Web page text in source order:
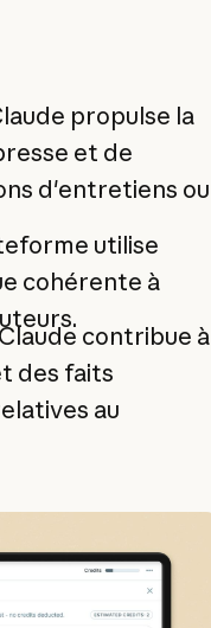
propulse la
et de
d'entretiens ou
utilise
cohérente à
contribue à
des faits
au